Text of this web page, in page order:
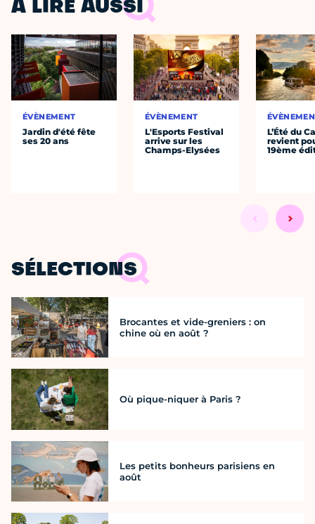
À LIRE AUSSI
ÉVÈNEMENT
Jardin d'été fête
ses 20 ans
ÉVÈNEMENT
L'Esports Festival
arrive sur les
Champs-Elysées
L’Été du
revient
19ème
SÉLECTIONS
Brocantes et vide-greniers : on
chine où en août ?
Où pique-niquer à Paris ?
Les petits bonheurs parisiens en
août